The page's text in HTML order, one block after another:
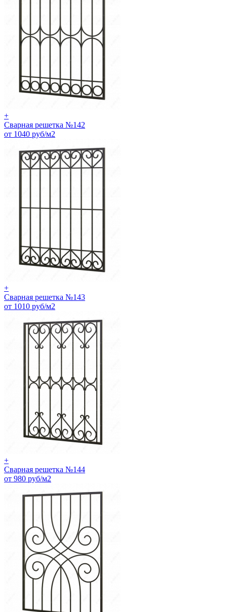
+
Сварная решетка №142
от 1040 руб/м2
+
Сварная решетка №143
от 1010 руб/м2
+
Сварная решетка №144
от 980 руб/м2